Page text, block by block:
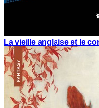
La vieille anglaise et le